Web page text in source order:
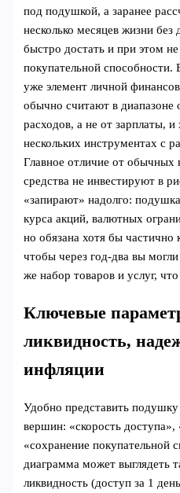
под подушкой, а заранее
несколько месяцев жизни
быстро достать и при этом
покупательной
уже элемент личной
обычно считают в диапазоне
расходов, а не от зарплаты,
нескольких инструментах с
Главное отличие от обычных
средства не инвестируют в
«запирают» надолго:
курса акций, валютных
но обязана хотя бы
чтобы через год‑два вы
же набор товаров и услуг,
Ключевые
ликвидность,
инфляции
Удобно представить подушку
вершин: «скорость доступа»,
«сохранение покупательной
диаграмма может выглядеть
ликвидность (доступ за 1